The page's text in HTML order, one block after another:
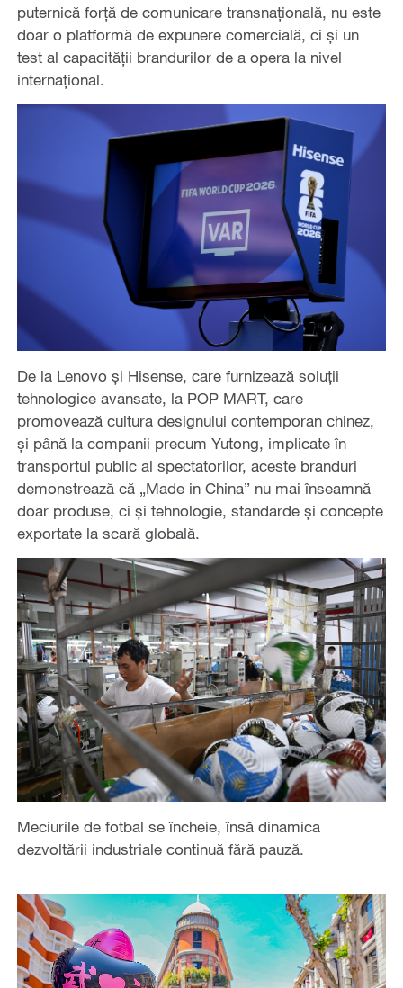
puternică forță de comunicare transnațională, nu este
doar o platformă de expunere comercială, ci și un
test al capacității brandurilor de a opera la nivel
internațional.
De la Lenovo și Hisense, care furnizează soluții
tehnologice avansate, la POP MART, care
promovează cultura designului contemporan chinez,
și până la companii precum Yutong, implicate în
transportul public al spectatorilor, aceste branduri
demonstrează că „Made in China” nu mai înseamnă
doar produse, ci și tehnologie, standarde și concepte
exportate la scară globală.
Meciurile de fotbal se încheie, însă dinamica
dezvoltării industriale continuă fără pauză.